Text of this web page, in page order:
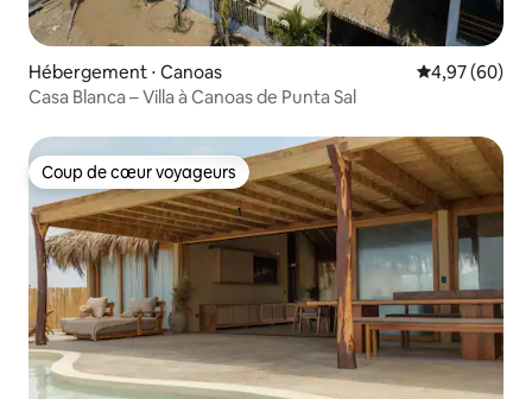
Hébergement ⋅ Canoas Évaluation
4,97 (60)
Casa Blanca – Villa à Canoas de Punta Sal
Coup de cœur voyageurs
Coup de cœur voyageurs